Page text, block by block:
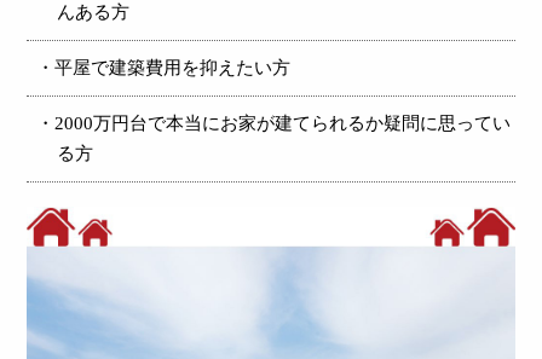
んある方
・平屋で建築費用を抑えたい方
・2000万円台で本当にお家が建てられるか疑問に思ってい
る方